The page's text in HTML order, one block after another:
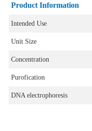
Product Information
Intended Use
Unit Size
Concentration
Purofication
DNA electrophoresis